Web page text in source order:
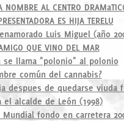
AL CENTRO
ES HIJA TERELU
Luis Miguel (año
QUE VINO DEL MAR
se llama "polonio" al polonio
común del cannabis?
despues de quedarse viuda
el alcalde de León (1998)
Mundial fondo en carretera